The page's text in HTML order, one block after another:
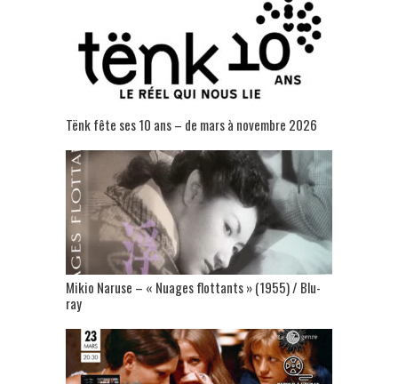
Tënk fête ses 10 ans – de mars à novembre 2026
Mikio Naruse – « Nuages flottants » (1955) / Blu-
ray